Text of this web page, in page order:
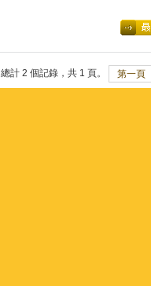
總計 2 個記錄，共 1 頁。 第一頁